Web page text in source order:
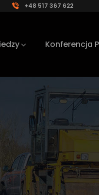
+48 517 367 622
Konferencja